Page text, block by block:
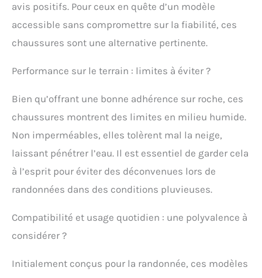
avis positifs. Pour ceux en quête d’un modèle
accessible sans compromettre sur la fiabilité, ces
chaussures sont une alternative pertinente.
Performance sur le terrain : limites à éviter ?
Bien qu’offrant une bonne adhérence sur roche, ces
chaussures montrent des limites en milieu humide.
Non imperméables, elles tolèrent mal la neige,
laissant pénétrer l’eau. Il est essentiel de garder cela
à l’esprit pour éviter des déconvenues lors de
randonnées dans des conditions pluvieuses.
Compatibilité et usage quotidien : une polyvalence à
considérer ?
Initialement conçus pour la randonnée, ces modèles